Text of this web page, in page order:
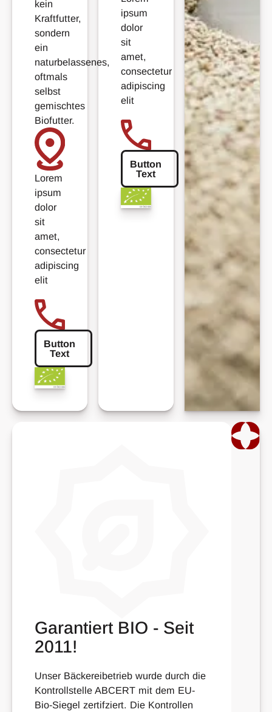
kein
Kraftfutter,
sondern
ein
naturbelassenes,
oftmals
selbst
gemischtes
Biofutter.
Lorem
ipsum
dolor
sit
amet,
consectetur
adipiscing
elit
Button Text
Button
Text
ipsum
dolor
sit
amet,
consectetur
adipiscing
elit
Button Text
Button
Text
Garantiert BIO - Seit
2011!
Unser Bäckereibetrieb wurde durch die
Kontrollstelle ABCERT mit dem EU-
Bio-Siegel zertifziert. Die Kontrollen